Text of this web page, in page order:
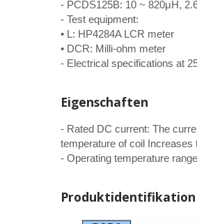
- PCDS125B: 10 ~ 820μH,
- Test equipment:
• L: HP4284A LCR meter
• DCR: Milli-ohm meter
- Electrical specifications at
Eigenschaften
- Rated DC current: The
temperature of coil Increases
- Operating temperature
Produktidentifikation